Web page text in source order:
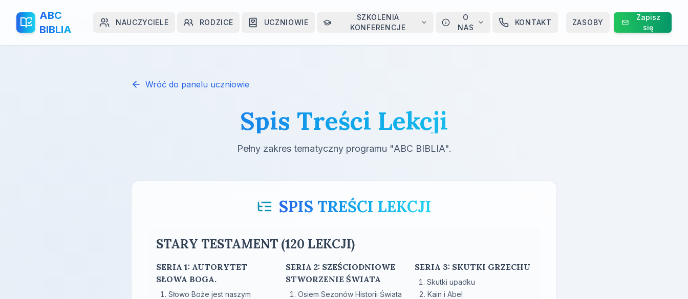
ABC
BIBLIA
NAUCZYCIELE RODZICE UCZNIOWIE
SZKOLENIA
KONFERENCJE
O
NAS
KONTAKT ZASOBY
Zapisz
się
Wróć do panelu uczniowie
Spis Treści Lekcji
Pełny zakres tematyczny programu "ABC BIBLIA".
SPIS TREŚCI LEKCJI
STARY TESTAMENT (120 LEKCJI)
SERIA 1: AUTORYTET
SŁOWA BOGA.
Słowo Boże jest naszym
SERIA 2: SZEŚCIODNIOWE
STWORZENIE ŚWIATA
Osiem Sezonów Historii Świata
SERIA 3: SKUTKI GRZECHU
Skutki upadku
Kain i Abel